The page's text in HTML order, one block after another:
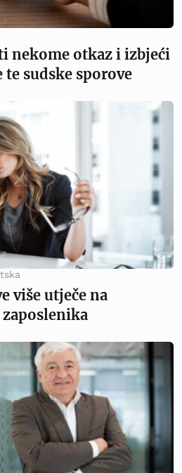
nekome otkaz i izbjeći
te sudske sporove
više utječe na